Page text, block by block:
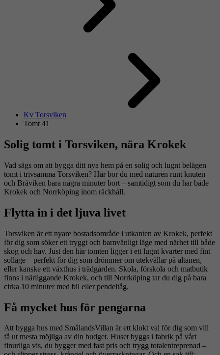
Kv Torsviken
Tomt 41
Solig tomt i Torsviken, nära Krokek
Vad sägs om att bygga ditt nya hem på en solig och lugnt belägen
tomt i trivsamma Torsviken? Här bor du med naturen runt knuten
och Bråviken bara några minuter bort – samtidigt som du har både
Krokek och Norrköping inom räckhåll.
Flytta in i det ljuva livet
Torsviken är ett nyare bostadsområde i utkanten av Krokek, perfekt
för dig som söker ett tryggt och barnvänligt läge med närhet till både
skog och hav. Just den här tomten ligger i ett lugnt kvarter med fint
solläge – perfekt för dig som drömmer om utekvällar på altanen,
eller kanske ett växthus i trädgården. Skola, förskola och matbutik
finns i närliggande Krokek, och till Norrköping tar du dig på bara
cirka 10 minuter med bil eller pendeltåg.
Få mycket hus för pengarna
Att bygga hus med SmålandsVillan är ett klokt val för dig som vill
få ut mesta möjliga av din budget. Huset byggs i fabrik på vårt
finurliga vis, du bygger med fast pris och trygg totalentreprenad –